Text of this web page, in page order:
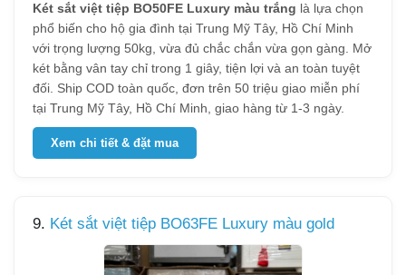
Két sắt việt tiệp BO50FE Luxury màu trắng là lựa chọn
phổ biến cho hộ gia đình tại Trung Mỹ Tây, Hồ Chí Minh
với trọng lượng 50kg, vừa đủ chắc chắn vừa gọn gàng. Mở
két bằng vân tay chỉ trong 1 giây, tiện lợi và an toàn tuyệt
đối. Ship COD toàn quốc, đơn trên 50 triệu giao miễn phí
tại Trung Mỹ Tây, Hồ Chí Minh, giao hàng từ 1-3 ngày.
Xem chi tiết & đặt mua
9. Két sắt việt tiệp BO63FE Luxury màu gold